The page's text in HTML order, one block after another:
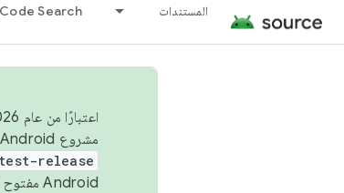
المستندات Search
مشروع Android مفتوح المصدر (AOSP) في الربعَين الثاني والرابع. لبناء مشروع Android مفتوح المصدر والمساهمة فيه، استخدِم
release
Android مفتوح المصدر. لمزيد من المعلومات، يُرجى الاطّلاع على